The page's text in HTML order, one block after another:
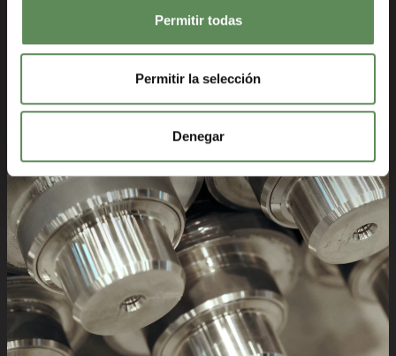
Permitir todas
Permitir la selección
Denegar
resistentes al desgaste y se ahorren costos. Otras
opciones de revestimiento de los rodillos incluyen
polietileno, caucho natural y acero inoxidable.